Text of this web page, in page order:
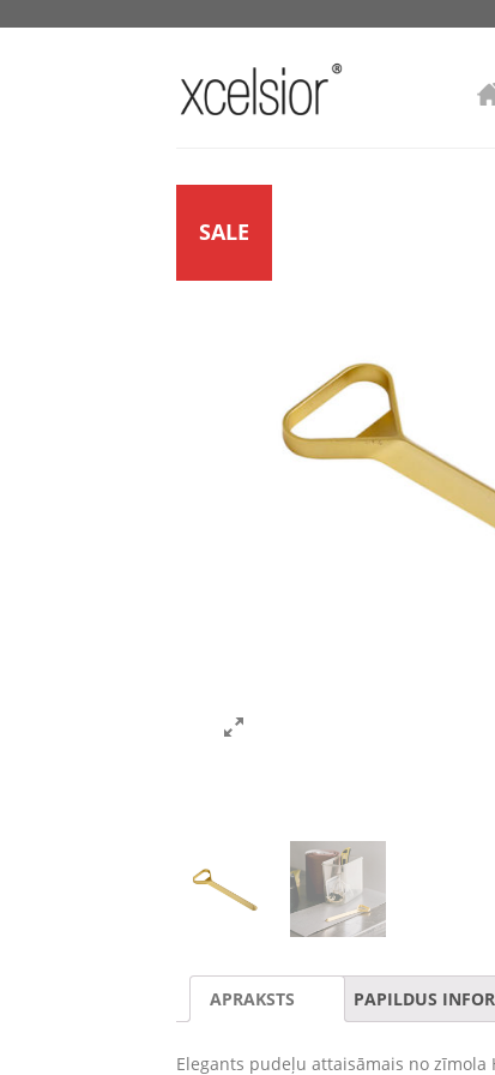
SALE
APRAKSTS PAPILDUS
Elegants pudeļu attaisāmais no